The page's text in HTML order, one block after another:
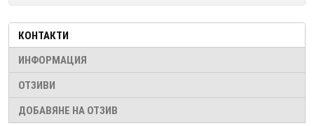
КОНТАКТИ
ИНФОРМАЦИЯ
ОТЗИВИ
ДОБАВЯНЕ НА ОТЗИВ